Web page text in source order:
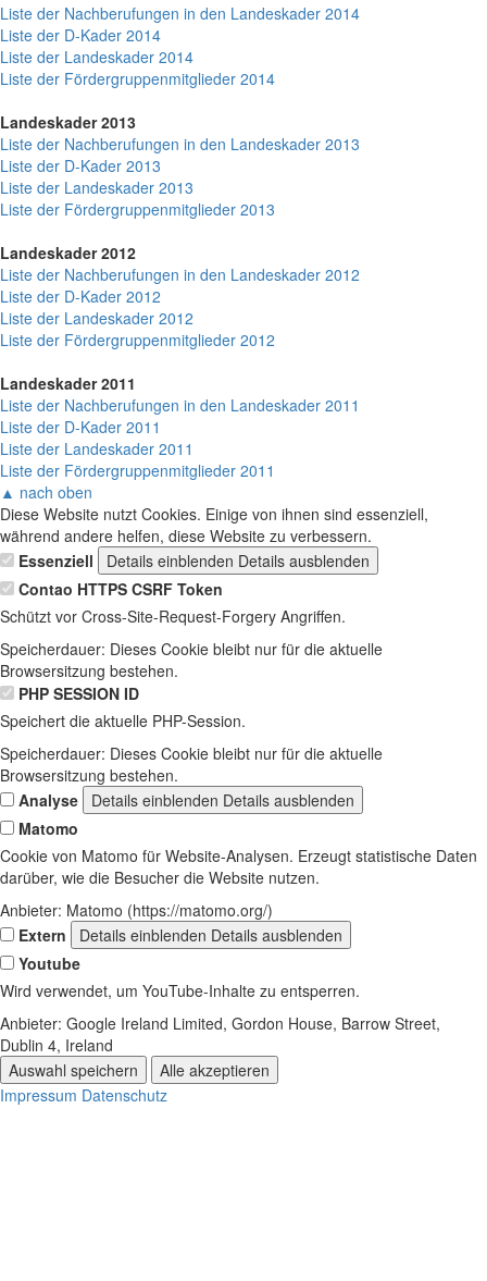
Liste der Nachberufungen in den Landeskader 2014
Liste der D-Kader 2014
Liste der Landeskader 2014
Liste der Fördergruppenmitglieder 2014
Landeskader 2013
Liste der Nachberufungen in den Landeskader 2013
Liste der D-Kader 2013
Liste der Landeskader 2013
Liste der Fördergruppenmitglieder 2013
Landeskader 2012
Liste der Nachberufungen in den Landeskader 2012
Liste der D-Kader 2012
Liste der Landeskader 2012
Liste der Fördergruppenmitglieder 2012
Landeskader 2011
Liste der Nachberufungen in den Landeskader 2011
Liste der D-Kader 2011
Liste der Landeskader 2011
Liste der Fördergruppenmitglieder 2011
▲ nach oben
Diese Website nutzt Cookies. Einige von ihnen sind essenziell,
während andere helfen, diese Website zu verbessern.
Essenziell
Details einblenden Details ausblenden
Contao HTTPS CSRF Token
Schützt vor Cross-Site-Request-Forgery Angriffen.
Speicherdauer: Dieses Cookie bleibt nur für die aktuelle
Browsersitzung bestehen.
PHP SESSION ID
Speichert die aktuelle PHP-Session.
Speicherdauer: Dieses Cookie bleibt nur für die aktuelle
Browsersitzung bestehen.
Analyse
Details einblenden Details ausblenden
Matomo
Cookie von Matomo für Website-Analysen. Erzeugt statistische Daten
darüber, wie die Besucher die Website nutzen.
Anbieter: Matomo (https://matomo.org/)
Extern
Details einblenden Details ausblenden
Youtube
Wird verwendet, um YouTube-Inhalte zu entsperren.
Anbieter: Google Ireland Limited, Gordon House, Barrow Street,
Dublin 4, Ireland
Auswahl speichern
Alle akzeptieren
Impressum Datenschutz